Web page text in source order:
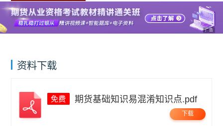
广告
资料下载
期货基础知识易混淆知识点.pdf
下载